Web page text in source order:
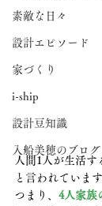
素敵な日々
設計エピソード
家づくり
i-ship
設計豆知識
入船美穂のブログ
人間1人が生活す
と言われています
つまり、 4人家族